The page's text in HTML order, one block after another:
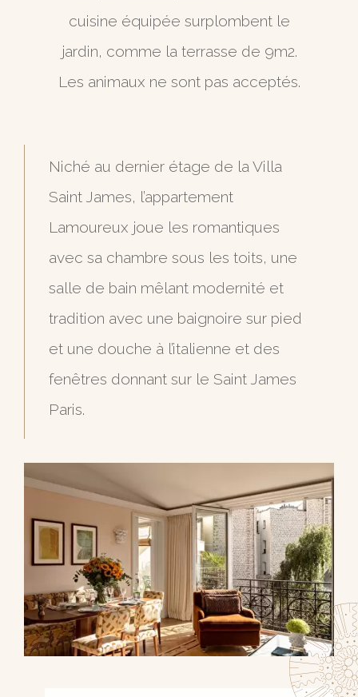
cuisine équipée surplombent le
jardin, comme la terrasse de 9m2.
Les animaux ne sont pas acceptés.
Niché au dernier étage de la Villa
Saint James, l’appartement
Lamoureux joue les romantiques
avec sa chambre sous les toits, une
salle de bain mêlant modernité et
tradition avec une baignoire sur pied
et une douche à l’italienne et des
fenêtres donnant sur le Saint James
Paris.